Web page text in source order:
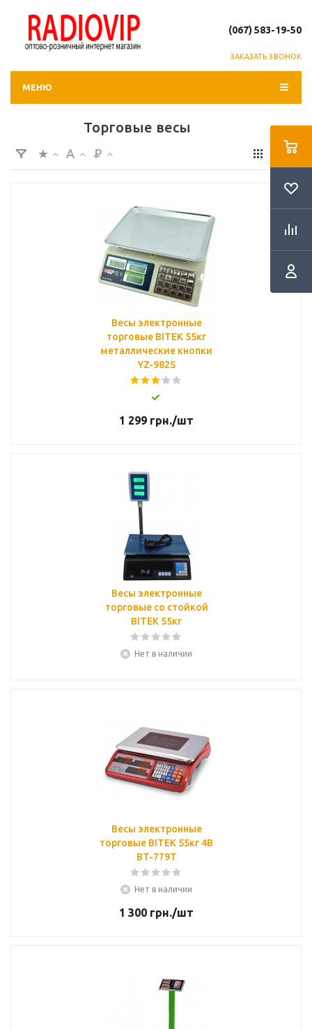
(067) 583-19-50
ЗАКАЗАТЬ ЗВОНОК
МЕНЮ
Торговые весы
Весы электронные
торговые BITEK 55кг
металлические кнопки
YZ-982S
1 299 грн./шт
Весы электронные
торговые со стойкой
BITEK 55кг
Нет в наличии
Весы электронные
торговые BITEK 55кг 4В
BT-779T
Нет в наличии
1 300 грн./шт